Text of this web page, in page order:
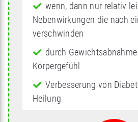
wenn, dann nur relativ
Nebenwirkungen die nach
verschwinden
durch
Körpergefühl
Verbesserung von
Heilung